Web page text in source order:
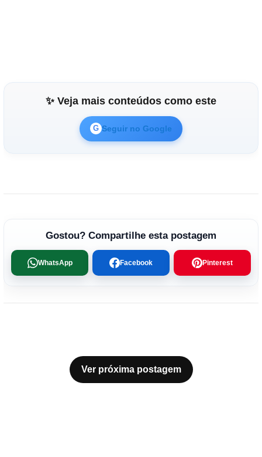
✨ Veja mais conteúdos como este
G Seguir no Google
Gostou? Compartilhe esta postagem
WhatsApp Facebook Pinterest
Ver próxima postagem